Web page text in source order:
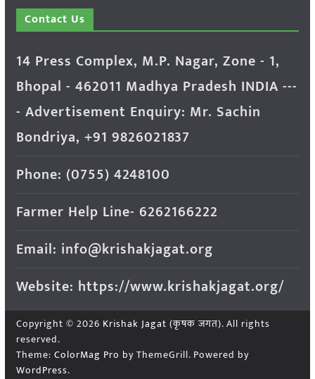
Contact Us
14 Press Complex, M.P. Nagar, Zone - 1,
Bhopal - 462011 Madhya Pradesh INDIA ---
- Advertisement Enquiry: Mr. Sachin
Bondriya, +91 9826021837
Phone: (0755) 4248100
Farmer Help Line- 6262166222
Email: info@krishakjagat.org
Website: https://www.krishakjagat.org/
Copyright © 2026 Krishak Jagat (कृषक जगत). All rights
reserved.
Theme: ColorMag Pro by ThemeGrill. Powered by
WordPress.